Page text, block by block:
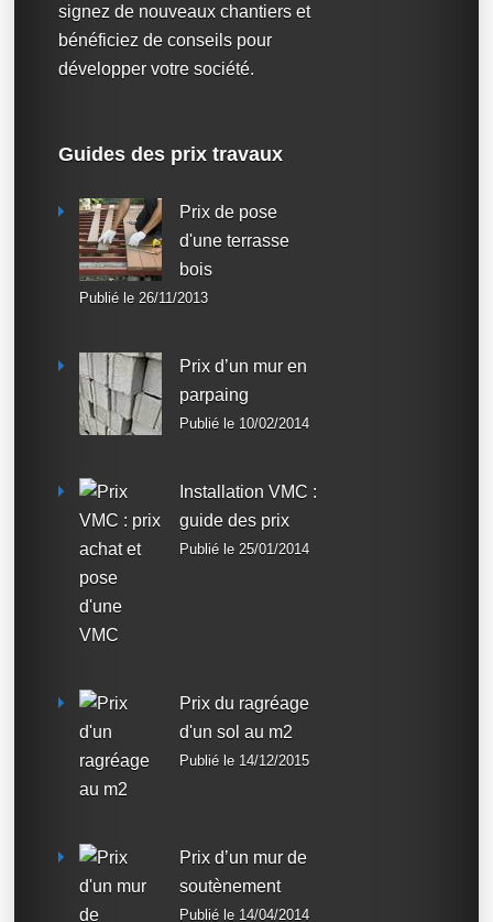
signez de nouveaux chantiers et
bénéficiez de conseils pour
développer votre société.
Guides des prix travaux
Prix de pose
d'une terrasse
bois
Publié le 26/11/2013
Prix d’un mur en
parpaing
Publié le 10/02/2014
Installation VMC :
guide des prix
Publié le 25/01/2014
Prix du ragréage
d'un sol au m2
Publié le 14/12/2015
Prix d’un mur de
soutènement
Publié le 14/04/2014